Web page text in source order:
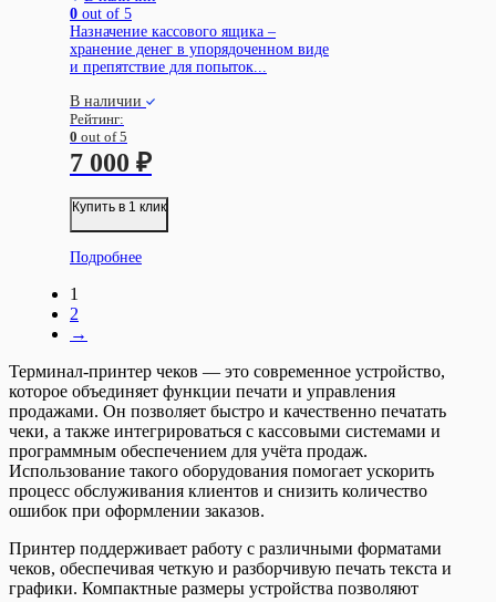
0 out of 5
Назначение кассового ящика –
хранение денег в упорядоченном виде
и препятствие для попыток...
В наличии
Рейтинг:
0 out of 5
7 000 ₽
Купить в 1 клик
Подробнее
1
2
→
Терминал-принтер чеков — это современное устройство,
которое объединяет функции печати и управления
продажами. Он позволяет быстро и качественно печатать
чеки, а также интегрироваться с кассовыми системами и
программным обеспечением для учёта продаж.
Использование такого оборудования помогает ускорить
процесс обслуживания клиентов и снизить количество
ошибок при оформлении заказов.
Принтер поддерживает работу с различными форматами
чеков, обеспечивая четкую и разборчивую печать текста и
графики. Компактные размеры устройства позволяют